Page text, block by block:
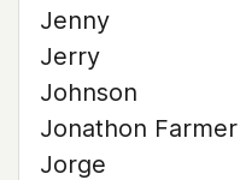
Jenny
Jerry
Johnson
Jonathon Farmer
Jorge